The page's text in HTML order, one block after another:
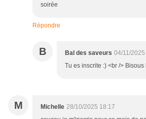
soirée
Répondre
B Bal des saveurs 04/11/
Tu es inscrite :) <br />
M Michelle 28/10/2025 18:17